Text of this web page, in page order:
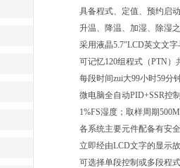
具备程式、定值、预约启
升温、降温、加湿、除湿
采用液晶5.7″LCD英文文
可记忆120组程式（PTN）
每段时间zui大99小时59分
微电脑全自动PID+SSR控
1%FS湿度；取样周期
各系统主要元件配备有安
立即经由LCD文字的显示
可选择单段控制或多段程